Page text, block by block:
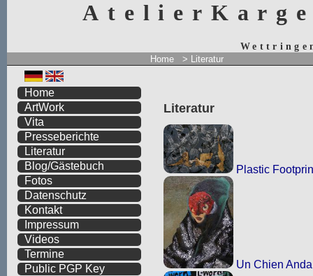
Home > Literatur
Literatur
Plastic
Un Chien
Home
ArtWork
Vita
Presseberichte
Literatur
Blog/Gästebuch
Fotos
Datenschutz
Kontakt
Impressum
Videos
Termine
Public PGP Key